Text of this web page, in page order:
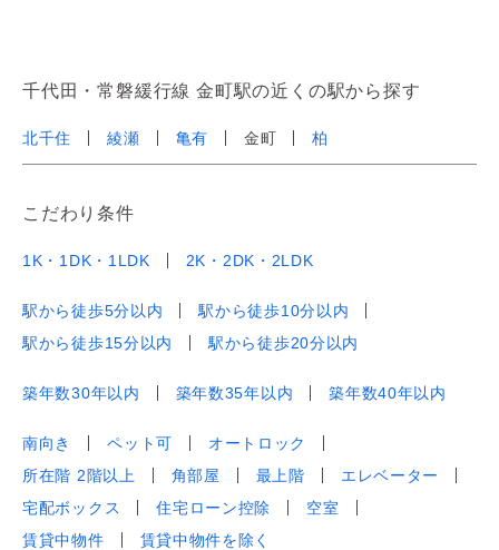
千代田・常磐緩行線 金町駅の近くの駅から探す
北千住 綾瀬 亀有 金町 柏
こだわり条件
1K・1DK・1LDK 2K・2DK・2LDK
駅から徒歩5分以内
駅から徒歩10分以内
駅から徒歩15分以内
駅から徒歩20分以内
築年数30年以内 築年数35年以内 築年数40年以内
南向き ペット可
オートロック
所在階 2階以上
角部屋 最上階
エレベーター
宅配ボックス
住宅ローン控除
空室
賃貸中物件
賃貸中物件を除く